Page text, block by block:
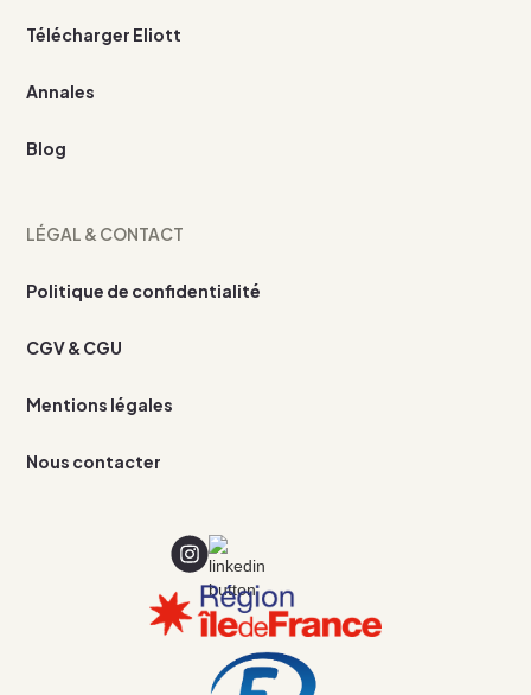
Télécharger Eliott
Annales
Blog
LÉGAL & CONTACT
Politique de confidentialité
CGV & CGU
Mentions légales
Nous contacter